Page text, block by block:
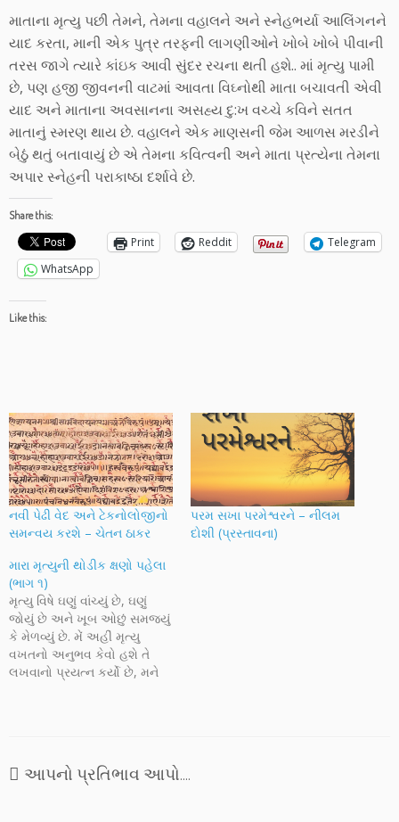
માતાના મૃત્યુ પછી તેમને, તેમના વહાલને અને સ્નેહભર્યા આલિંગનને
યાદ કરતા, માની એક પુત્ર તરફની લાગણીઓને ખોબે ખોબે પીવાની
તરસ જાગે ત્યારે કાંઇક આવી સુંદર રચના થતી હશે.. માં મૃત્યુ પામી
છે, પણ હજી જીવનની વાટમાં આવતા વિઘ્નોથી માતા બચાવતી એવી
યાદ અને માતાના અવસાનના અસહ્ય દુ:ખ વચ્ચે કવિને સતત
માતાનું સ્મરણ થાય છે. વહાલને એક માણસની જેમ આળસ મરડીને
બેઠું થતું બતાવાયું છે એ તેમના કવિત્વની અને માતા પ્રત્યેના તેમના
અપાર સ્નેહની પરાકાષ્ઠા દર્શાવે છે.
Share this:
Print Reddit
Telegram
WhatsApp
Like this:
નવી પેઢી વેદ અને ટેકનોલોજીનો
સમન્વય કરશે – ચેતન ઠાકર
પરમ સખા પરમેશ્વરને – નીલમ
દોશી (પ્રસ્તાવના)
મારા મૃત્યુની થોડીક ક્ષણો પહેલા
(ભાગ ૧)
મૃત્યુ વિષે ઘણું વાંચ્યું છે, ઘણું
જોયું છે અને ખૂબ ઓછું સમજ્યું
કે મેળવ્યું છે. મેં અહીં મૃત્યુ
વખતનો અનુભવ કેવો હશે તે
લખવાનો પ્રયત્ન કર્યો છે, મને
અને પછીનો સમય…
આપનો પ્રતિભાવ આપો....